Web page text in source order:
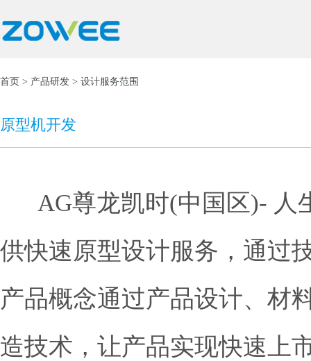
首页 > 产品研发 > 设计服务范围
原型机开发
AG尊龙凯时(中国区)- 人生就
供快速原型设计服务，通过
产品概念通过产品设计、材
造技术，让产品实现快速上